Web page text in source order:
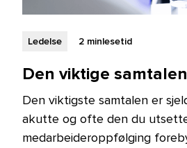
Ledelse 2 minlesetid
Den viktige samtalen
Den viktigste samtalen er
akutte og ofte den du
medarbeideroppfølging